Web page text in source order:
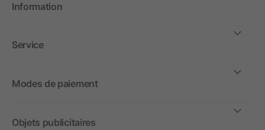
Information
Service
Modes de paiement
Objets publicitaires